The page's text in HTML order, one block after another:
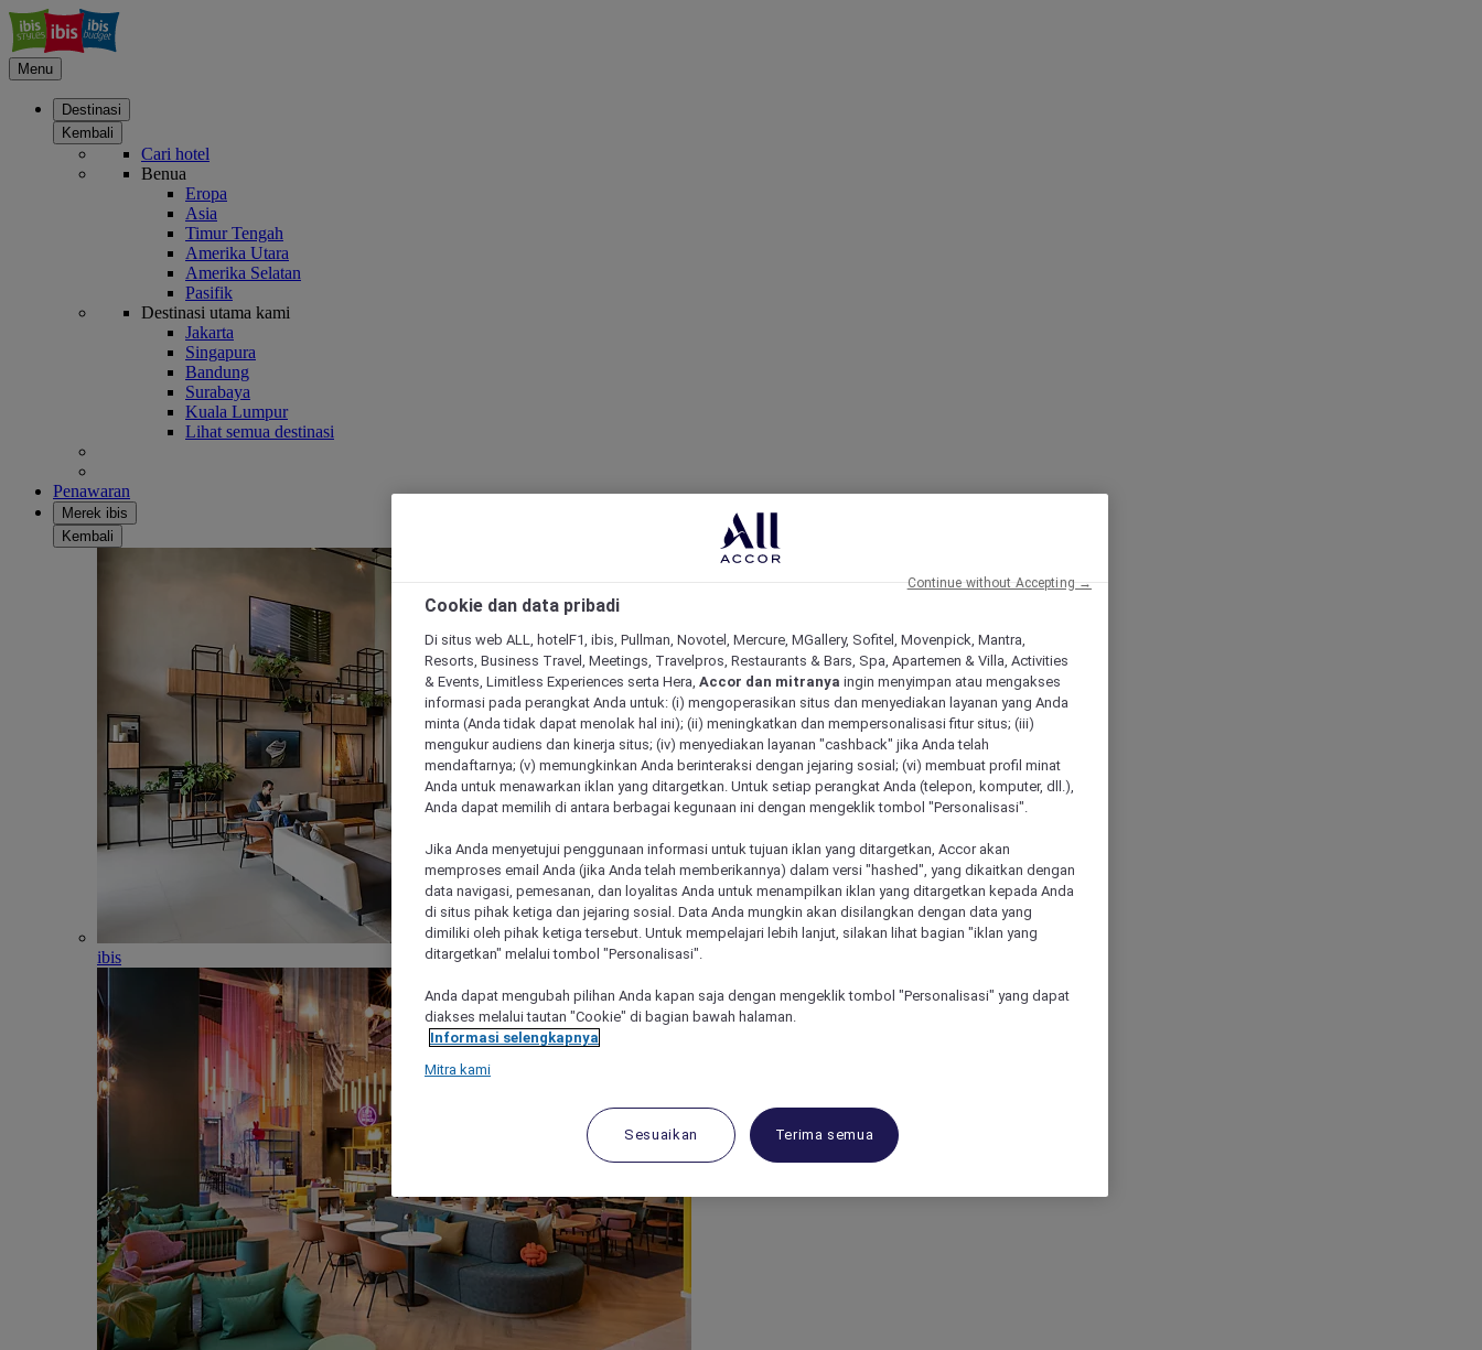
Menu
Destinasi
Kembali
Cari hotel
Benua
Eropa
Asia
Timur Tengah
Amerika Utara
Amerika Selatan
Pasifik
Destinasi utama kami
Jakarta
Singapura
Bandung
Surabaya
Kuala Lumpur
Lihat semua destinasi
Penawaran
Merek ibis
Kembali
ibis
Cookie dan data pribadi
Di situs web ALL, hotelF1, ibis, Pullman, Novotel, Mercure, MGallery, Sofitel, Movenpick, Mantra,
Resorts, Business Travel, Meetings, Travelpros, Restaurants & Bars, Spa, Apartemen & Villa, Activities
& Events, Limitless Experiences serta Hera, Accor dan mitranya ingin menyimpan atau mengakses
informasi pada perangkat Anda untuk: (i) mengoperasikan situs dan menyediakan layanan yang Anda
minta (Anda tidak dapat menolak hal ini); (ii) meningkatkan dan mempersonalisasi fitur situs; (iii)
mengukur audiens dan kinerja situs; (iv) menyediakan layanan "cashback" jika Anda telah
mendaftarnya; (v) memungkinkan Anda berinteraksi dengan jejaring sosial; (vi) membuat profil minat
Anda untuk menawarkan iklan yang ditargetkan. Untuk setiap perangkat Anda (telepon, komputer, dll.),
Anda dapat memilih di antara berbagai kegunaan ini dengan mengeklik tombol "Personalisasi".
Jika Anda menyetujui penggunaan informasi untuk tujuan iklan yang ditargetkan, Accor akan
memproses email Anda (jika Anda telah memberikannya) dalam versi "hashed", yang dikaitkan dengan
data navigasi, pemesanan, dan loyalitas Anda untuk menampilkan iklan yang ditargetkan kepada Anda
di situs pihak ketiga dan jejaring sosial. Data Anda mungkin akan disilangkan dengan data yang
dimiliki oleh pihak ketiga tersebut. Untuk mempelajari lebih lanjut, silakan lihat bagian "iklan yang
ditargetkan" melalui tombol "Personalisasi".
Anda dapat mengubah pilihan Anda kapan saja dengan mengeklik tombol "Personalisasi" yang dapat
diakses melalui tautan "Cookie" di bagian bawah halaman.
Informasi selengkapnya
Mitra kami
Sesuaikan Terima semua
Continue without Accepting →